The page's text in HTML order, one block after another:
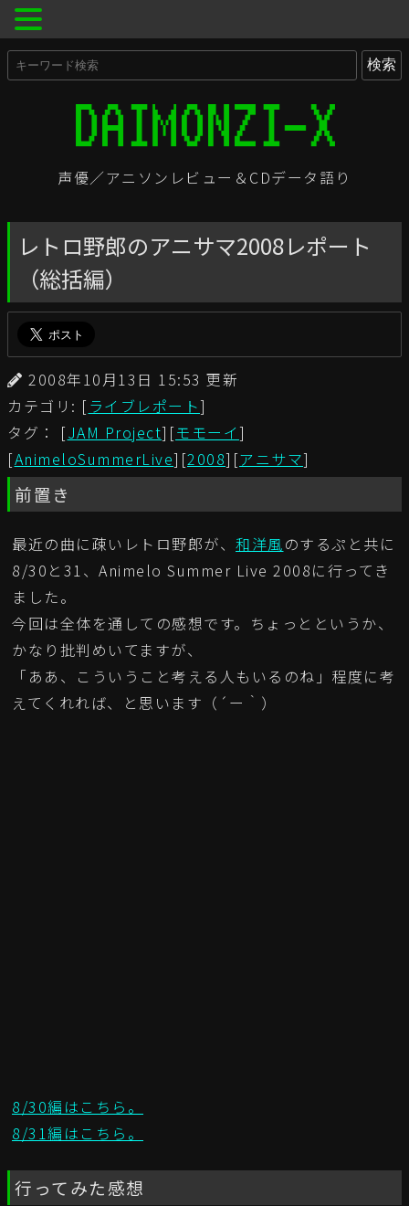
声優／アニソンレビュー＆CDデータ語り
レトロ野郎のアニサマ2008レポート
（総括編）
2008年10月13日 15:53 更新
カテゴリ: [ライブレポート]
タグ： [JAM Project][モモーイ]
[AnimeloSummerLive][2008][アニサマ]
前置き
最近の曲に疎いレトロ野郎が、 和洋風のするぷと共に
8/30と31、Animelo Summer Live 2008に行ってき
ました。
今回は全体を通しての感想です。ちょっとというか、
かなり批判めいてますが、
「ああ、こういうこと考える人もいるのね」程度に考
えてくれれば、と思います（´ー｀）
8/30編はこちら。
8/31編はこちら。
行ってみた感想